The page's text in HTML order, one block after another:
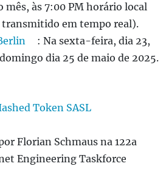
mês, às 7:00 PM horário local
em tempo real).
: Na sexta-feira, dia 23,
dia 25 de maio de 2025.
Token SASL
Florian Schmaus na 122a
Engineering Taskforce